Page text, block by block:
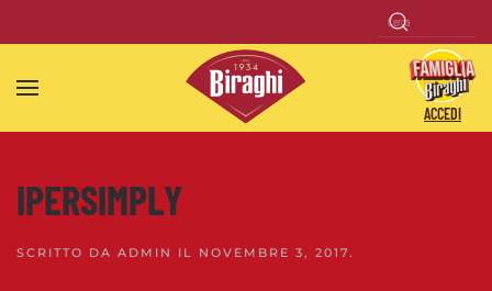
Skip to main content
ACCEDI
IPERSIMPLY
SCRITTO DA ADMIN IL NOVEMBRE 3, 2017.